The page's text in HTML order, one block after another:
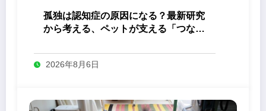
孤独は認知症の原因になる？最新研究
から考える、ペットが支える「つなが
2026年8月6日